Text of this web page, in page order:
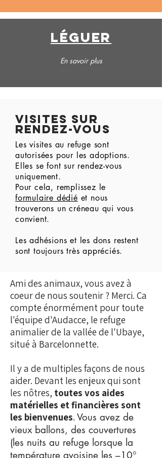
léguer
En savoir plus
VISITES SUR
RENdEZ-VOUS
Les visites au refuge sont
autorisées pour les adoptions.
Elles se font sur rendez-vous
uniquement.
Pour cela, remplissez le
formulaire dédié et nous
trouverons un créneau qui vous
convient.
Les adhésions et les dons restent
sont toujours très appréciés.
Ami des animaux, vous avez à
coeur de nous soutenir ? Merci. Ca
compte énormément pour toute
l'équipe d'Audacce, le refuge
animalier de la vallée de l'Ubaye,
situé à Barcelonnette.
Il y a de multiples façons de nous
aider. Devant les enjeux qui sont
les nôtres, toutes vos aides
matérielles et financières sont
les bienvenues. Vous avez de
vieux ballons, des couvertures
(les nuits au refuge lorsque la
température avoisine les –10°